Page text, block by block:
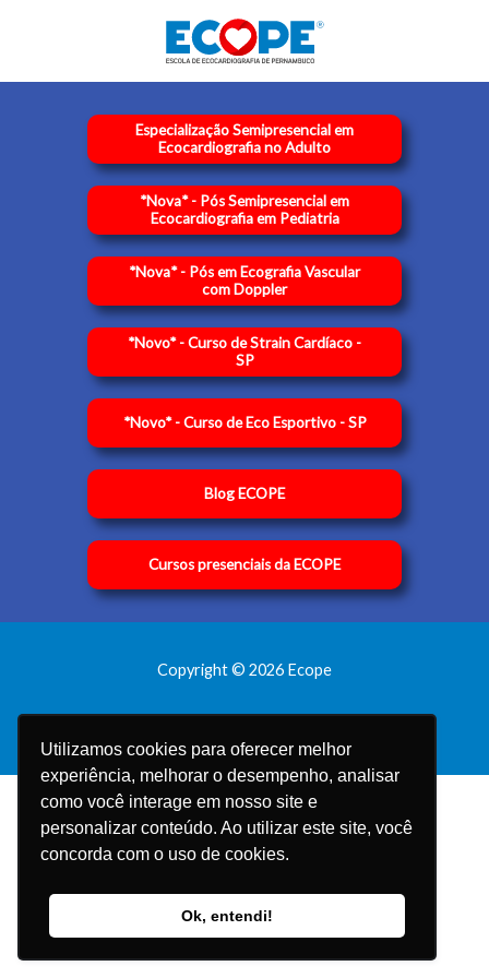
Utilizamos cookies para oferecer melhor
experiência, melhorar o desempenho, analisar
como você interage em nosso site e
personalizar conteúdo. Ao utilizar este site, você
concorda com o uso de cookies.
Ok, entendi!
Especialização Semipresencial em
Ecocardiografia no Adulto
*Nova* - Pós Semipresencial em
Ecocardiografia em Pediatria
*Nova* - Pós em Ecografia Vascular
com Doppler
*Novo* - Curso de Strain Cardíaco -
SP
*Novo* - Curso de Eco Esportivo - SP
Blog ECOPE
Cursos presenciais da ECOPE
Copyright © 2026 Ecope